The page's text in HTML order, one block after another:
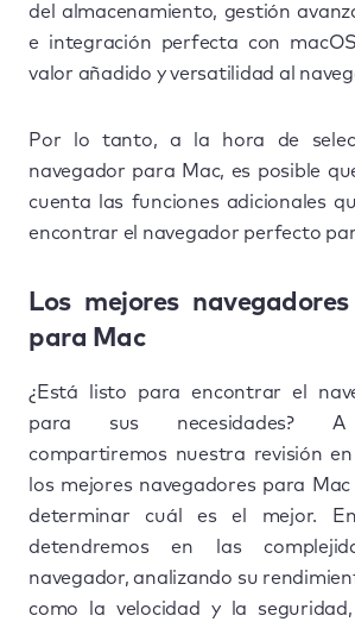
del almacenamiento, gestión
e integración perfecta con
valor añadido y versatilidad al
Por lo tanto, a la hora de
navegador para Mac, es posible
cuenta las funciones adicionales
encontrar el navegador perfecto
Los mejores
para Mac
¿Está listo para encontrar el
para sus necesidades? A
compartiremos nuestra revisión
los mejores navegadores para
determinar cuál es el mejor.
detendremos en las
navegador, analizando su
como la velocidad y la